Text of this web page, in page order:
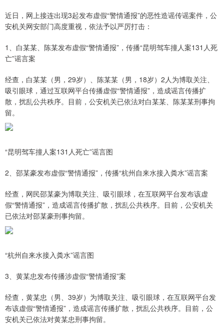
近日，网上接连出现3起发布虚假“警情通报”的恶性造谣传谣案件，公
安机关网安部门高度重视，依法予以严厉打击：
1、白某某、陈某发布虚假“警情通报”，传播“昆明驾车撞人案131人死
亡”谣言案
经查，白某某（男，29岁）、陈某某（男，18岁）2人为博取关注、
吸引眼球，通过互联网平台传播虚假“警情通报”，造成谣言传播扩
散，扰乱公共秩序。目前，公安机关已依法对白某某、陈某某刑事拘
留。
“昆明驾车撞人案131人死亡”谣言图
2、邵某豪发布虚假“警情通报”，传播“杭州自来水接入粪水”谣言案
经查，网民邵某豪为博取关注、吸引眼球，在互联网平台发布该虚
假“警情通报”，造成谣言传播扩散，扰乱公共秩序。目前，公安机关
已依法对邵某豪刑事拘留。
“杭州自来水接入粪水”谣言图
3、黄某忠发布传播涉虚假“警情通报”案
经查，黄某忠（男、39岁）为博取关注、吸引眼球，在互联网平台发
布该虚假“警情通报”，造成谣言传播扩散，扰乱公共秩序。目前，公
安机关已依法对黄某忠刑事拘留。